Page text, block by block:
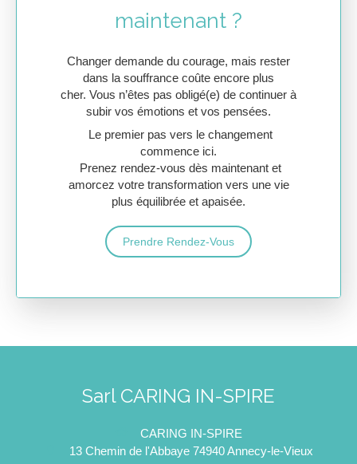
maintenant ?
Changer demande du courage, mais rester
dans la souffrance coûte encore plus
cher. Vous n’êtes pas obligé(e) de continuer à
subir vos émotions et vos pensées.
Le premier pas vers le changement
commence ici.
Prenez rendez-vous dès maintenant et
amorcez votre transformation vers une vie
plus équilibrée et apaisée.
Prendre Rendez-Vous
Sarl CARING IN-SPIRE
CARING IN-SPIRE
13 Chemin de l'Abbaye 74940 Annecy-le-Vieux